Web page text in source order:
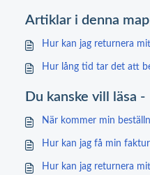
Artiklar i denna
Hur kan jag returnera
Hur lång tid tar det att
Du kanske vill läsa -
När kommer min
Hur kan jag få min
Hur kan jag returnera